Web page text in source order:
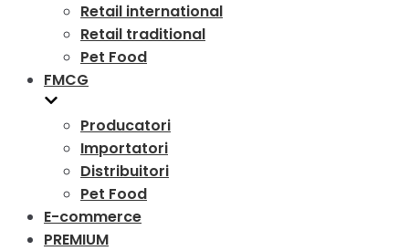
Retail international
Retail traditional
Pet Food
FMCG
Producatori
Importatori
Distribuitori
Pet Food
E-commerce
PREMIUM